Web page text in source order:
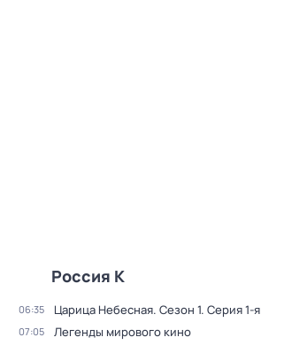
Россия К
06:35 Царица Небесная. Сезон 1. Серия 1-я
07:05 Легенды мирового кино